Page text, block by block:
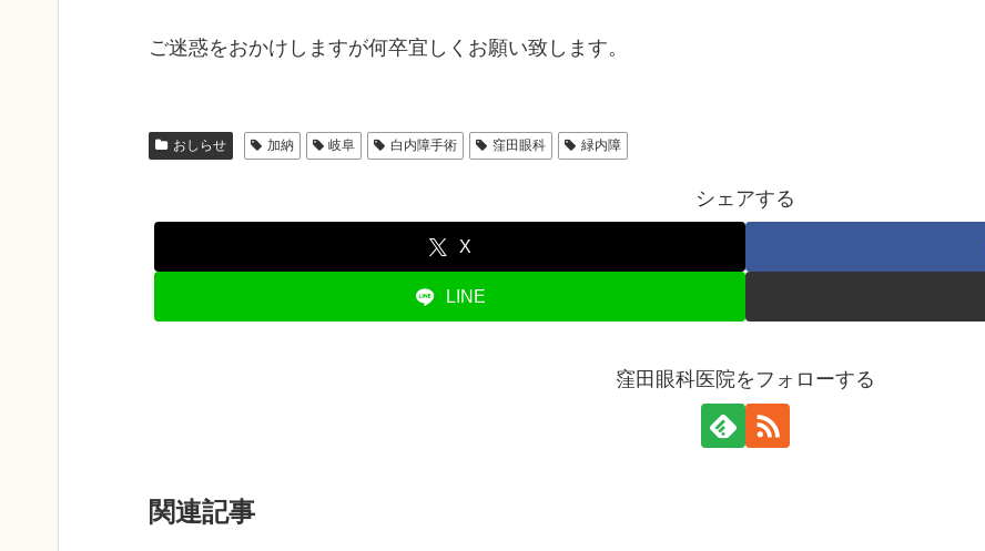
ご迷惑をおかけしますが何卒宜しくお願い致します。
おしらせ 加納 岐阜 白内障手術 窪田眼科 緑内障
シェアする
X
LINE
窪田眼科医院をフォローする
関連記事